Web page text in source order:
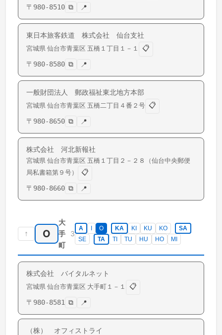
〒 980-8510 ⧉ 📍
東日本旅客鉄道 株式会社 仙台支社
宮城県 仙台市青葉区 五橋 １丁目１－１
📋
〒 980-8580 ⧉ 📍
一般財団法人 郵政福祉東北地方本部
宮城県 仙台市青葉区 五橋二丁目４番２号 📋
〒 980-8650 ⧉ 📍
株式会社 河北新報社
宮城県 仙台市青葉区 五橋 １丁目２－２８（仙台中央郵便
局私書箱第９号）
📋
〒 980-8660 ⧉ 📍
↑ O
大
手
町
3
A I O KA KI KU KO
SA
SE
TA TI TU HU HO MI
株式会社 バイタルネット
宮城県 仙台市青葉区 大手町 １－１
📋
〒 980-8581 ⧉ 📍
（株） オフィストライ